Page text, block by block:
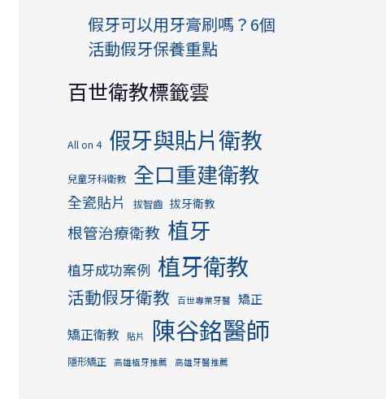
假牙可以用牙膏刷嗎？6個
活動假牙保養重點
百世衛教標籤雲
All on 4 假牙與貼片衛教
兒童牙科衛教 全口重建衛教
全瓷貼片 拔智齒 拔牙衛教
根管治療衛教 植牙
植牙成功案例 植牙衛教
活動假牙衛教 百世專業牙醫 矯正
矯正衛教 貼片 陳谷銘醫師
隱形矯正 高雄植牙推薦 高雄牙醫推薦